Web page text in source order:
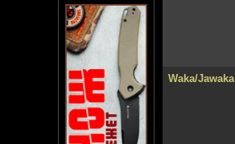
Waka/Jawaka